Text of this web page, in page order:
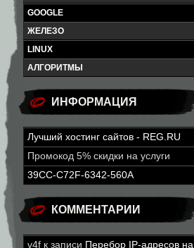
GOOGLE
ЖЕЛЕЗО
LINUX
АЛГОРИТМЫ
ИНФОРМАЦИЯ
Лучший хостинг сайтов - REG.RU
Промокод 5% скидки на услуги
39CC-C72F-6342-560A
КОММЕНТАРИИ
v4f к записи Перебор IP-адресов на